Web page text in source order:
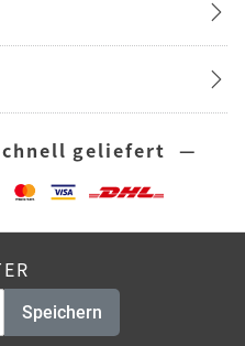
geliefert —
Speichern